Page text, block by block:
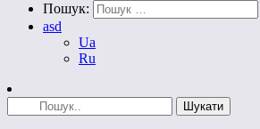
Пошук:
asd
Ua
Ru